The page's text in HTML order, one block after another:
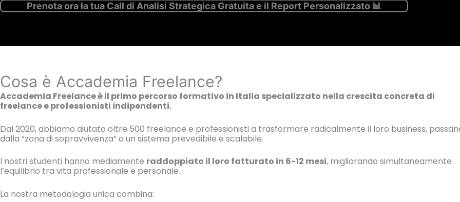
Prenota ora la tua Call di Analisi Strategica Gratuita e il Report Personalizzato 📊
Cosa è Accademia Freelance?
Accademia Freelance è il primo percorso formativo in Italia specializzato nella crescita concreta di
freelance e professionisti indipendenti.
Dal 2020, abbiamo aiutato oltre 500 freelance e professionisti a trasformare radicalmente il loro business,
dalla “zona di sopravvivenza” a un sistema prevedibile e scalabile.
I nostri studenti hanno mediamente raddoppiato il loro fatturato in 6-12 mesi, migliorando simultaneamente
l’equilibrio tra vita professionale e personale.
La nostra metodologia unica combina: